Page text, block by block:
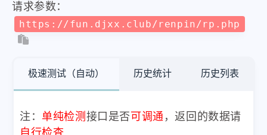
请求参数：
https://fun.djxx.club/renpin/rp.php
极速测试（自动） 历史统计 历史列表
注： 单纯检测 接口是否 可调通 ，返回的数据请
自行检查